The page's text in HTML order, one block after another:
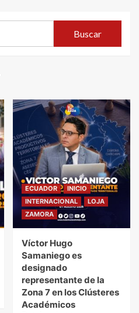
ECUADOR
INICIO
INTERNACIONAL
LOJA
ZAMORA
Víctor Hugo
Samaniego es
designado
representante de la
Zona 7 en los Clústeres
Académicos